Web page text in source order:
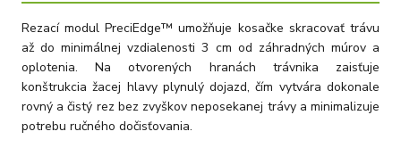
Rezací modul PreciEdge™ umožňuje kosačke skracovať trávu
až do minimálnej vzdialenosti 3 cm od záhradných múrov a
oplotenia. Na otvorených hranách trávnika zaisťuje
konštrukcia žacej hlavy plynulý dojazd, čím vytvára dokonale
rovný a čistý rez bez zvyškov neposekanej trávy a minimalizuje
potrebu ručného dočisťovania.